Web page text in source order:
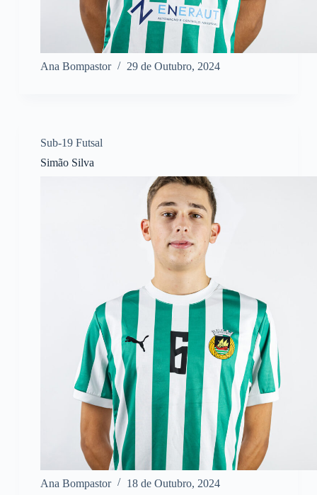
Ana Bompastor 29 de Outubro, 2024
Sub-19 Futsal
Simão Silva
Ana Bompastor 18 de Outubro, 2024